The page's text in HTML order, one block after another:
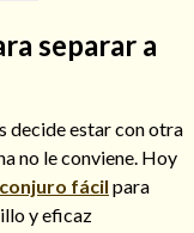
separar a
decide estar con otra
no le conviene. Hoy
conjuro fácil para
y eficaz